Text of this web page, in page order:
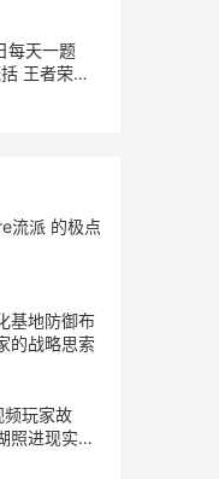
每天一题
王者荣耀
多长时间
流派 的极点
基地防御布
的战略思索
玩家故
照进现实的